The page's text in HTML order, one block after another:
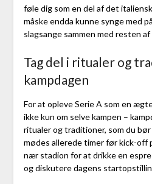
føle dig som en del af det
måske endda kunne synge med
slagsange sammen med resten
Tag del i ritualer og
kampdagen
For at opleve Serie A som en
ikke kun om selve kampen –
ritualer og traditioner, som du
mødes allerede timer før kick-off
nær stadion for at drikke en
og diskutere dagens